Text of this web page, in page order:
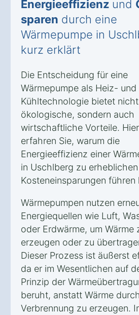
Energieeffizienz und
sparen durch eine
Wärmepumpe in
kurz erklärt
Die Entscheidung für eine
Wärmepumpe als Heiz- und
Kühltechnologie bietet
ökologische, sondern auch
wirtschaftliche Vorteile. Hier
erfahren Sie, warum die
Energieeffizienz einer
in Uschlberg zu erheblichen
Kosteneinsparungen führen
Wärmepumpen nutzen
Energiequellen wie Luft,
oder Erdwärme, um Wärme
erzeugen oder zu
Dieser Prozess ist äußerst
da er im Wesentlichen auf
Prinzip der
beruht, anstatt Wärme durch
Verbrennung zu erzeugen.